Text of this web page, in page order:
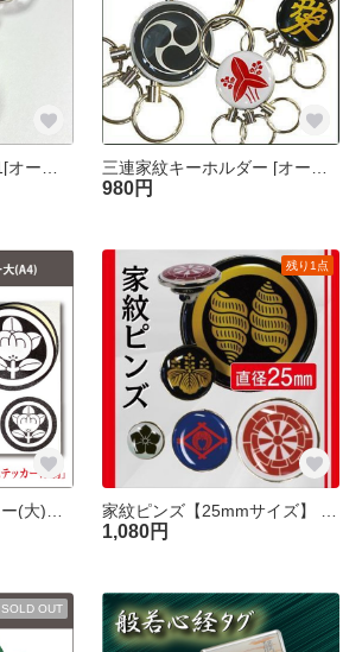
980円
残り1点
1,080円
SOLD OUT